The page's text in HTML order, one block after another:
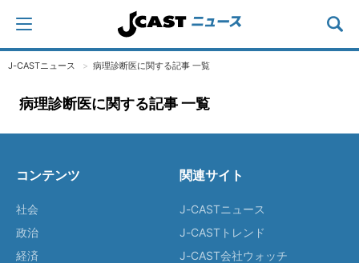
J-CASTニュース 病理診断医に関する記事 一覧
病理診断医に関する記事 一覧
コンテンツ
社会
政治
経済
関連サイト
J-CASTニュース
J-CASTトレンド
J-CAST会社ウォッチ